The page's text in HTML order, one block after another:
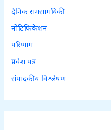
दैनिक समसामयिकी
नोटिफिकेशन
परिणाम
प्रवेश पत्र
संपादकीय विश्लेषण